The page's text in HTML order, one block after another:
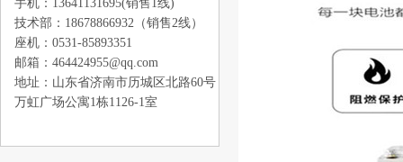
手机：13641131695(销售1线)
技术部：18678866932（销售2线）
座机：0531-85893351
邮箱：464424955@qq.com
地址：山东省济南市历城区北路60号
万虹广场公寓1栋1126-1室